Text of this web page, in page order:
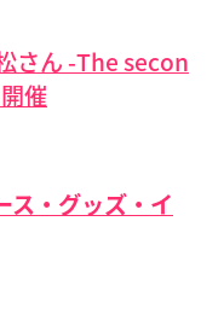
さん -The secon
催
ス・グッズ・イ